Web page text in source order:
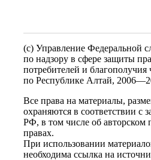
(c) Управление Федеральной
по надзору в сфере защиты
потребителей и благополучия
по Республике Алтай,
Все права на материалы,
охраняются в соответствии с
РФ, в том числе об авторском
правах.
При использовании
необходима ссылка на